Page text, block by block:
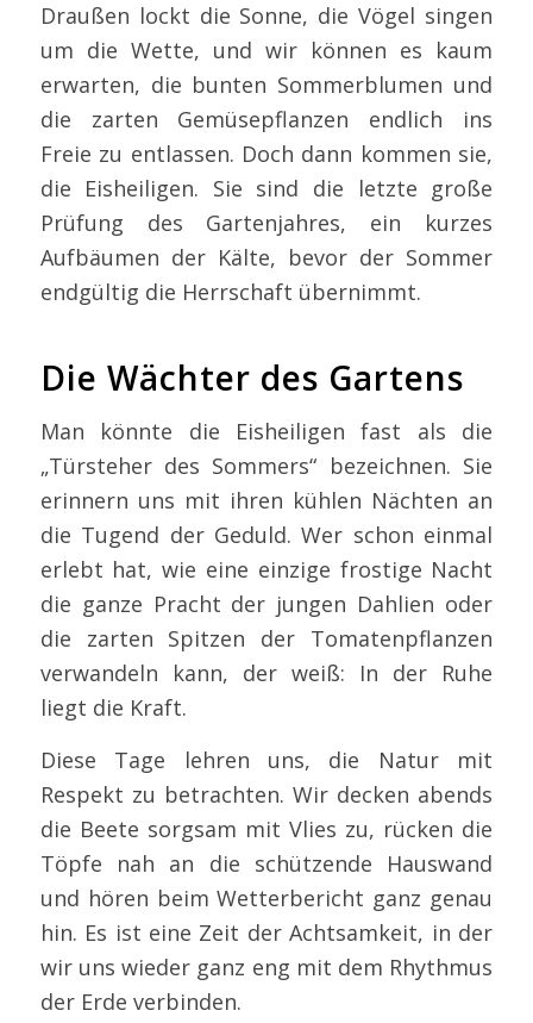
Draußen lockt die Sonne, die Vögel singen
um die Wette, und wir können es kaum
erwarten, die bunten Sommerblumen und
die zarten Gemüsepflanzen endlich ins
Freie zu entlassen. Doch dann kommen sie,
die Eisheiligen. Sie sind die letzte große
Prüfung des Gartenjahres, ein kurzes
Aufbäumen der Kälte, bevor der Sommer
endgültig die Herrschaft übernimmt.
Die Wächter des Gartens
Man könnte die Eisheiligen fast als die
„Türsteher des Sommers“ bezeichnen. Sie
erinnern uns mit ihren kühlen Nächten an
die Tugend der Geduld. Wer schon einmal
erlebt hat, wie eine einzige frostige Nacht
die ganze Pracht der jungen Dahlien oder
die zarten Spitzen der Tomatenpflanzen
verwandeln kann, der weiß: In der Ruhe
liegt die Kraft.
Diese Tage lehren uns, die Natur mit
Respekt zu betrachten. Wir decken abends
die Beete sorgsam mit Vlies zu, rücken die
Töpfe nah an die schützende Hauswand
und hören beim Wetterbericht ganz genau
hin. Es ist eine Zeit der Achtsamkeit, in der
wir uns wieder ganz eng mit dem Rhythmus
der Erde verbinden.